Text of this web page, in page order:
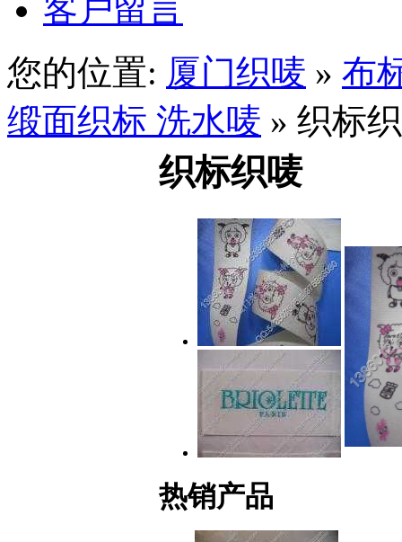
客户留言
您的位置: 厦门织唛 » 布
缎面织标 洗水唛 » 织标
织标织唛
热销产品